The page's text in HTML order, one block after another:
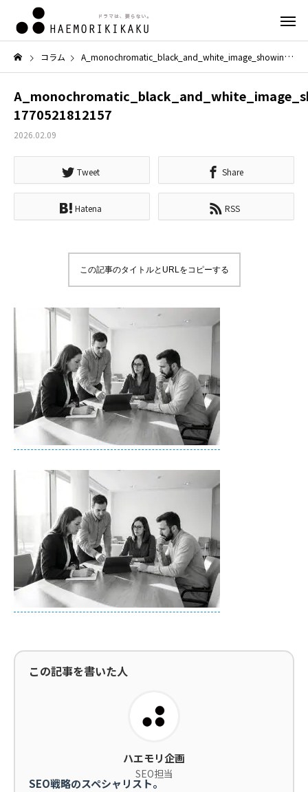
コラム A_monochromatic_black_and_white_image_showing_a_di-1770521812157
1770521812157
2026.02.09
Tweet Share
Hatena RSS
この記事のタイトルとURLをコピーする
この記事を書いた人
ハエモリ企画
SEO担当
SEO戦略のスペシャリスト。